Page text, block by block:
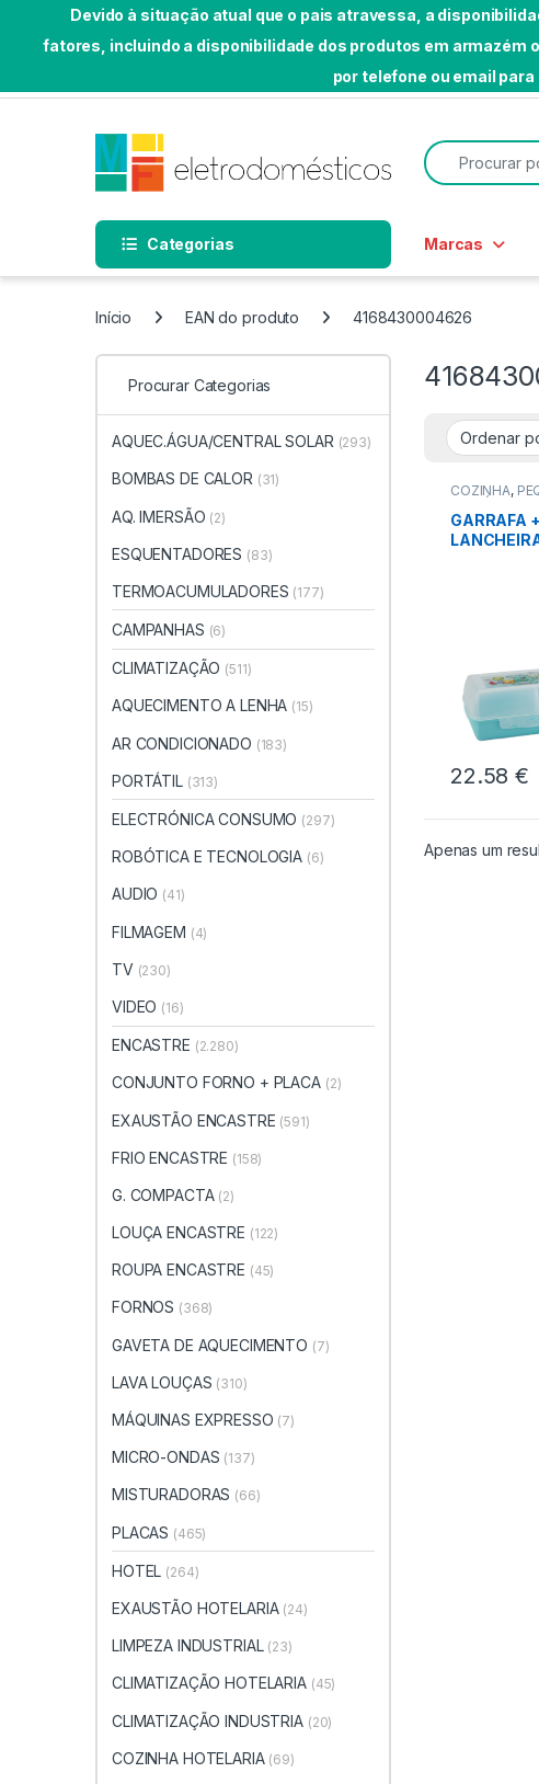
Devido à situação atual que o pais atravessa, a
fatores, incluindo a disponibilidade dos produtos em
por telefone ou email
Search for:
Categorias Marcas
Início EAN do produto 4168430004626
COZINHA,
GARRAFA +
22.58€
Apenas um
Procurar Categorias
AQUEC.ÁGUA/CENTRAL SOLAR (293)
BOMBAS DE CALOR (31)
AQ. IMERSÃO (2)
ESQUENTADORES (83)
TERMOACUMULADORES (177)
CAMPANHAS (6)
CLIMATIZAÇÃO (511)
AQUECIMENTO A LENHA (15)
AR CONDICIONADO (183)
PORTÁTIL (313)
ELECTRÓNICA CONSUMO (297)
ROBÓTICA E TECNOLOGIA (6)
AUDIO (41)
FILMAGEM (4)
TV (230)
VIDEO (16)
ENCASTRE (2.280)
CONJUNTO FORNO + PLACA (2)
EXAUSTÃO ENCASTRE (591)
FRIO ENCASTRE (158)
G. COMPACTA (2)
LOUÇA ENCASTRE (122)
ROUPA ENCASTRE (45)
FORNOS (368)
GAVETA DE AQUECIMENTO (7)
LAVA LOUÇAS (310)
MÁQUINAS EXPRESSO (7)
MICRO-ONDAS (137)
MISTURADORAS (66)
PLACAS (465)
HOTEL (264)
EXAUSTÃO HOTELARIA (24)
LIMPEZA INDUSTRIAL (23)
CLIMATIZAÇÃO HOTELARIA (45)
CLIMATIZAÇÃO INDUSTRIA (20)
COZINHA HOTELARIA (69)